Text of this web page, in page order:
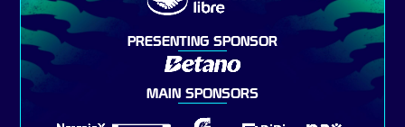
PRESENTING SPONSOR
MAIN SPONSORS